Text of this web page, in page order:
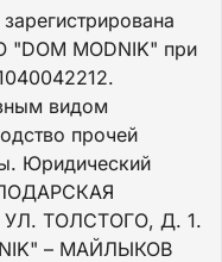
"DOM MODNIK" при
видом
прочей
Юридический
ТОЛСТОГО, Д. 1.
– МАЙЛЫКОВ